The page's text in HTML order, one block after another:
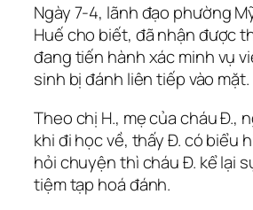
Ngày 7-4, lãnh đạo phường
Huế cho biết, đã nhận được
đang tiến hành xác minh vụ
sinh bị đánh liên tiếp vào mặt.
Theo chị H., mẹ của cháu Đ.,
khi đi học về, thấy Đ. có biểu
hỏi chuyện thì cháu Đ. kể lại
tiệm tạp hoá đánh.